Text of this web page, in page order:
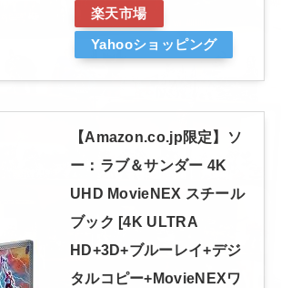
楽天市場
Yahooショッピング
【Amazon.co.jp限定】ソ
ー：ラブ＆サンダー 4K
UHD MovieNEX スチール
ブック [4K ULTRA
HD+3D+ブルーレイ+デジ
タルコピー+MovieNEXワ